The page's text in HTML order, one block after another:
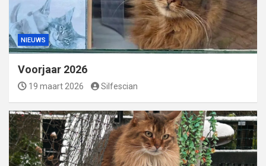
NIEUWS
Voorjaar 2026
19 maart 2026 Silfescian